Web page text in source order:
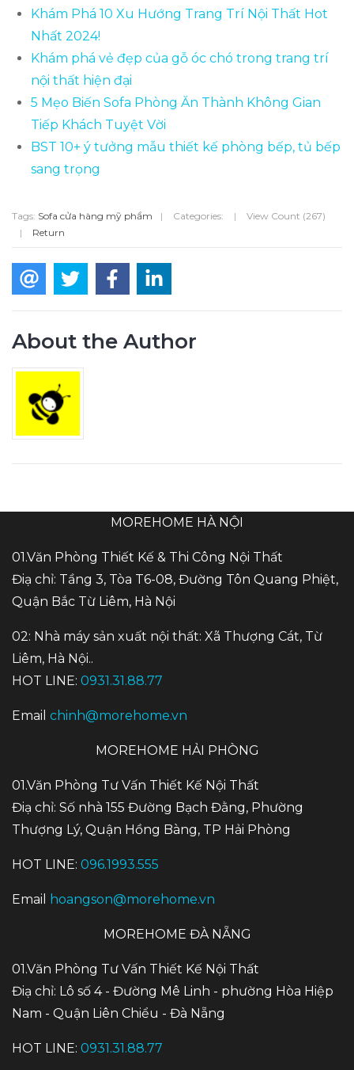
Khám Phá 10 Xu Hướng Trang Trí Nội Thất Hot
Nhất 2024!
Khám phá vẻ đẹp của gỗ óc chó trong trang trí
nội thất hiện đại
5 Mẹo Biến Sofa Phòng Ăn Thành Không Gian
Tiếp Khách Tuyệt Vời
BST 10+ ý tưởng mẫu thiết kế phòng bếp, tủ bếp
sang trọng
Tags: Sofa cửa hàng mỹ phẩm | Categories: |
View Count (267)
|
Return
About the Author
MOREHOME HÀ NỘI
01.Văn Phòng Thiết Kế & Thi Công Nội Thất
Điạ chỉ: Tầng 3, Tòa T6-08, Đường Tôn Quang Phiệt,
Quận Bắc Từ Liêm, Hà Nội
02: Nhà máy sản xuất nội thất: Xã Thượng Cát, Từ
Liêm, Hà Nội..
HOT LINE: 0931.31.88.77
Email chinh@morehome.vn
MOREHOME HẢI PHÒNG
01.Văn Phòng Tư Vấn Thiết Kế Nội Thất
Điạ chỉ: Số nhà 155 Đường Bạch Đằng, Phường
Thượng Lý, Quận Hồng Bàng, TP Hải Phòng
HOT LINE: 096.1993.555
Email hoangson@morehome.vn
MOREHOME ĐÀ NẴNG
01.Văn Phòng Tư Vấn Thiết Kế Nội Thất
Điạ chỉ: Lô số 4 - Đường Mê Linh - phường Hòa Hiệp
Nam - Quận Liên Chiểu - Đà Nẵng
HOT LINE: 0931.31.88.77